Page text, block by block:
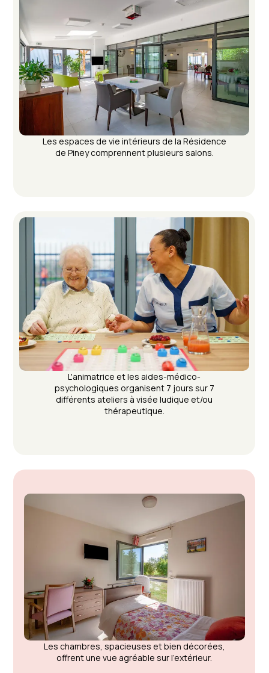
Les espaces de vie intérieurs de la Résidence
de Piney comprennent plusieurs salons.
L'animatrice et les aides-médico-
psychologiques organisent 7 jours sur 7
différents ateliers à visée ludique et/ou
thérapeutique.
Les chambres, spacieuses et bien décorées,
offrent une vue agréable sur l'extérieur.